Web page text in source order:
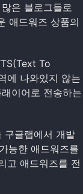
은 블로그들로
애드워즈 상품의
To
에 나와있지 않는
이어로 전송하는
구글랩에서 개발
능한 애드워즈를
고 애드워즈를 전